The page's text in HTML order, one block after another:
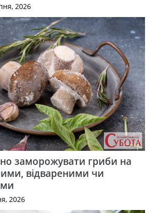
2026
заморожувати гриби на
відвареними чи
2026